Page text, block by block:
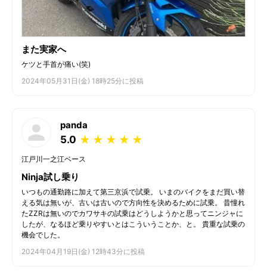
また実家へ
ケツと手首が痛い(笑)
2024年05月31日(金) 18時25分に投稿
panda
5.0 ★
★
★
★
★
江戸川一之江ベース
Ninja試し乗り
いつもの通勤路に加えて第三京浜で試乗。 いまのバイクをまだ買い替
える気は無いが、古いは古いので方向性を決めるために試乗。 昔憧れ
たZZRは無いのでカワサキの試乗はどうしようかと思ってニンジャに
したが、なるほど乗りやすいとはこういうことか、と。 貴重な試乗の
機会でした。
2024年04月19日(金) 12時43分に投稿